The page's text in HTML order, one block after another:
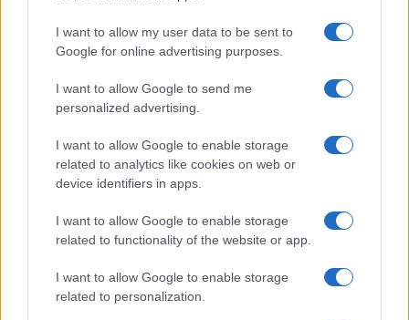
I want to allow my user data to be sent to
Google for online advertising purposes.
I want to allow Google to send me
personalized advertising.
I want to allow Google to enable storage
related to analytics like cookies on web or
device identifiers in apps.
I want to allow Google to enable storage
related to functionality of the website or app.
I want to allow Google to enable storage
related to personalization.
Continua a leggere
ESG NEWS